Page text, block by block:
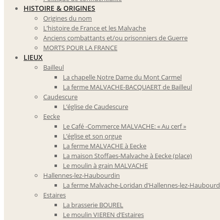
HISTOIRE & ORIGINES
Origines du nom
L’histoire de France et les Malvache
Anciens combattants et/ou prisonniers de Guerre
MORTS POUR LA FRANCE
LIEUX
Bailleul
La chapelle Notre Dame du Mont Carmel
La ferme MALVACHE-BACQUAERT de Bailleul
Caudescure
L’église de Caudescure
Eecke
Le Café -Commerce MALVACHE: « Au cerf »
L’église et son orgue
La ferme MALVACHE à Eecke
La maison Stoffaes-Malvache à Eecke (place)
Le moulin à grain MALVACHE
Hallennes-lez-Haubourdin
La ferme Malvache-Loridan d’Hallennes-lez-
Estaires
La brasserie BOUREL
Le moulin VIEREN d’Estaires